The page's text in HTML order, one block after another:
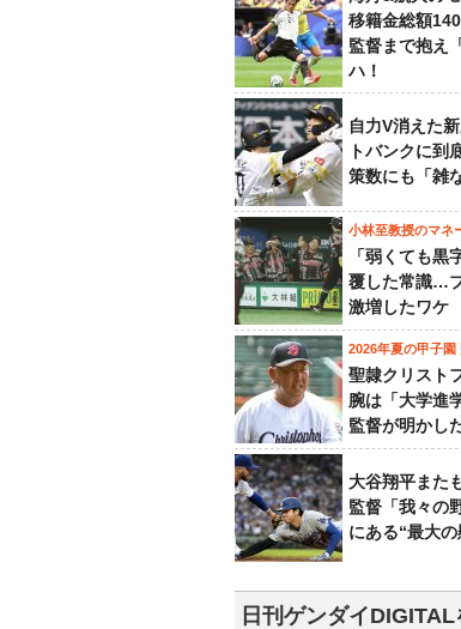
移籍金総額
監督まで抱え
ハ！
自力V消えた
トバンクに到
策数にも「雑
小林至教授のマネ
「弱くても黒
覆した常識…
激増したワケ
2026年夏の甲子園
聖隷クリスト
腕は「大学進
監督が明かし
大谷翔平また
監督「我々の
にある“最大の
日刊ゲンダイDIGITAL